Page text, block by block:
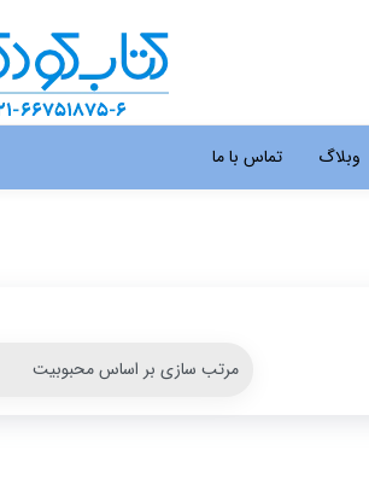
وبلاگ تماس با ما